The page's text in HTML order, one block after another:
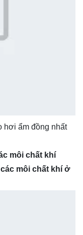
hơi ẩm đồng nhất
môi chất khí
môi chất khí ở